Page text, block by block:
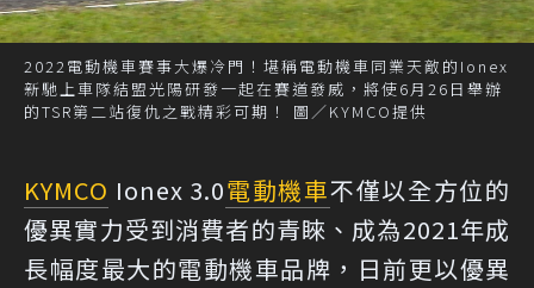
2022電動機車賽事大爆冷門！堪稱電動機車同業天敵的Ionex
新馳上車隊結盟光陽研發一起在賽道發威，將使6月26日舉辦
的TSR第二站復仇之戰精彩可期！ 圖／KYMCO提供
KYMCO Ionex 3.0電動機車不僅以全方位的
優異實力受到消費者的青睞、成為2021年成
長幅度最大的電動機車品牌，日前更以優異